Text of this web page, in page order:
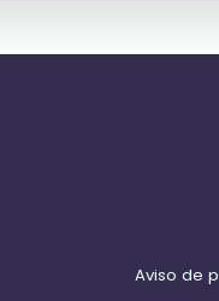
Aviso de